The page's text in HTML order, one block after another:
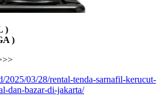
)
)
2025/03/28/rental-tenda-sarnafil-kerucut-
dan-bazar-di-jakarta/